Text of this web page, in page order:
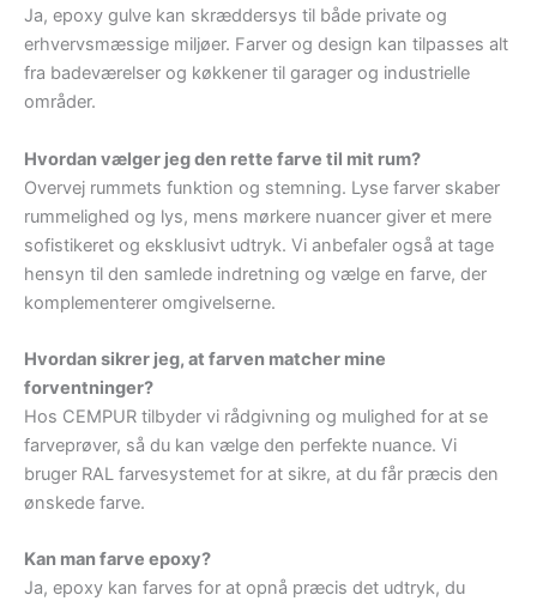
Ja, epoxy gulve kan skræddersys til både private og
erhvervsmæssige miljøer. Farver og design kan tilpasses alt
fra badeværelser og køkkener til garager og industrielle
områder.
Hvordan vælger jeg den rette farve til mit rum?
Overvej rummets funktion og stemning. Lyse farver skaber
rummelighed og lys, mens mørkere nuancer giver et mere
sofistikeret og eksklusivt udtryk. Vi anbefaler også at tage
hensyn til den samlede indretning og vælge en farve, der
komplementerer omgivelserne.
Hvordan sikrer jeg, at farven matcher mine
forventninger?
Hos CEMPUR tilbyder vi rådgivning og mulighed for at se
farveprøver, så du kan vælge den perfekte nuance. Vi
bruger RAL farvesystemet for at sikre, at du får præcis den
ønskede farve.
Kan man farve epoxy?
Ja, epoxy kan farves for at opnå præcis det udtryk, du